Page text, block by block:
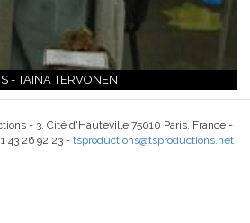
- TAINA TERVONEN
- 3, Cité d'Hauteville 75010 Paris, France -
43 26 92 23 - tsproductions@tsproductions.net